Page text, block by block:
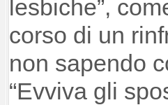
lesbiche”,
corso di un
non sapendo
“Evviva gli